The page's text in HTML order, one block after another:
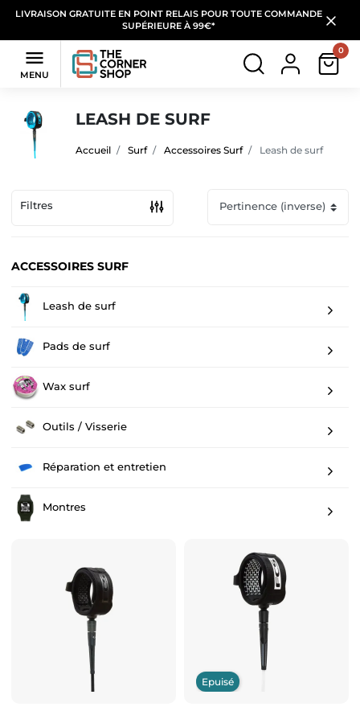
LIVRAISON GRATUITE EN POINT RELAIS POUR TOUTE COMMANDE
SUPÉRIEURE À 99€*

MENU
0
LEASH DE SURF
Accueil Surf Accessoires Surf Leash de surf
Filtres
ACCESSOIRES SURF
Leash de surf
Pads de surf
Wax surf
Outils / Visserie
Réparation et entretien
Montres
Epuisé